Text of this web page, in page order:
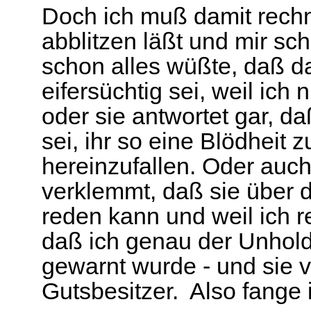
Doch ich muß damit
abblitzen läßt und mir
schon alles wüßte, daß
eifersüchtig sei, weil ich
oder sie antwortet gar,
sei, ihr so eine Blödheit
hereinzufallen. Oder
verklemmt, daß sie über
reden kann und weil ich
daß ich genau der
gewarnt wurde - und sie
Gutsbesitzer. Also fange